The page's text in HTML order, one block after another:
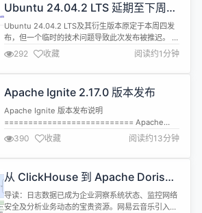
更小、更简单 提倡： 克制...
Ubuntu 24.04.2 LTS 延期至下周发
布
Ubuntu 24.04.2 LTS及其衍生版本原定于本周四发
布，但一个临时的技术问题导致此次发布被推迟。 由
于某些 Ubuntu 24.04.2 LTS 版本在制作时没有包含
硬件启用“HWE”内核，Ubuntu 24.04.2 LTS 的发布
被推迟了一周，以便有时间重新制作。 Ubuntu
292 收藏 阅读约1分钟
Apache Ignite 2.17.0 版本发布
Apache Ignite 版本发布说明
=========================== Apache
Ignite 分布式内存数据库 2.17.0 警告: 控制脚本现在
默认使用瘦客户端协议（在节点中通过
ClientConnectorConfiguration进行配置），通过
ConnectorConfigur...
390 收藏 阅读约13分钟
从 ClickHouse 到 Apache Doris：
在网易云音乐日增万亿日志数据场景
下的落地
导读：日志数据已成为企业洞察系统状态、监控网络
安全及分析业务动态的宝贵资源。网易云音乐引入